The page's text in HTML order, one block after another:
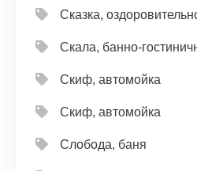
Сказка,
Скала, банно-
Скиф, автомойка
Скиф, автомойка
Слобода, баня